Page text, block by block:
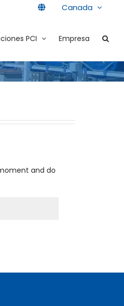
Canada
PCI Empresa
and do